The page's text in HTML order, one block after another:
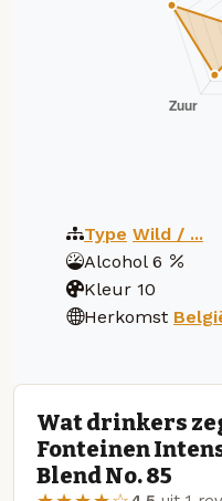
Type Wild / ...
Alcohol 6
Kleur 10
Herkomst
Wat drinkers
Fonteinen
Blend No. 85